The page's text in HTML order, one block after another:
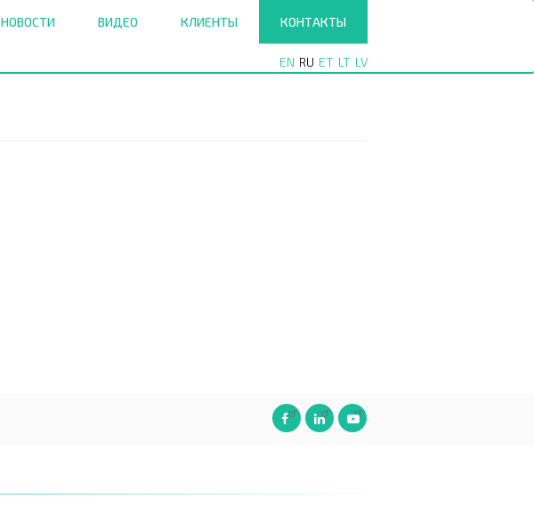
НОВОСТИ ВИДЕО КЛИЕНТЫ КОНТАКТЫ
LV
LT
ET
RU
EN